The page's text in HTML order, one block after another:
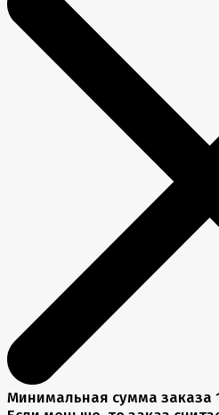
Минимальная сумма заказа